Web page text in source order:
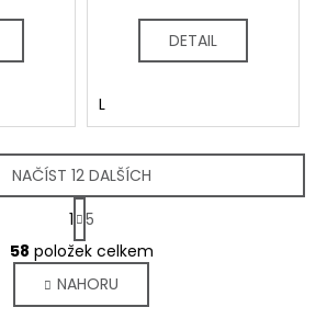
DETAIL
L
O
v
l
á
NAČÍST 12 DALŠÍCH
S
t
r
á
n
k
1 5
58 položek celkem
NAHORU